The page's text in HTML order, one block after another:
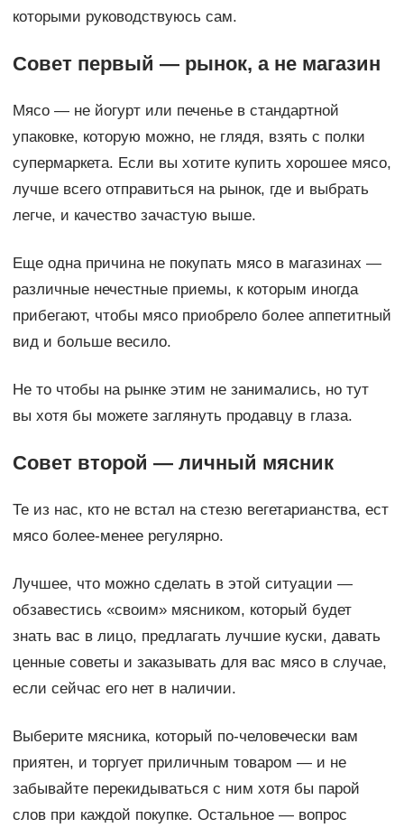
которыми руководствуюсь сам.
Совет первый — рынок, а не магазин
Мясо — не йогурт или печенье в стандартной
упаковке, которую можно, не глядя, взять с полки
супермаркета. Если вы хотите купить хорошее мясо,
лучше всего отправиться на рынок, где и выбрать
легче, и качество зачастую выше.
Еще одна причина не покупать мясо в магазинах —
различные нечестные приемы, к которым иногда
прибегают, чтобы мясо приобрело более аппетитный
вид и больше весило.
Не то чтобы на рынке этим не занимались, но тут
вы хотя бы можете заглянуть продавцу в глаза.
Совет второй — личный мясник
Те из нас, кто не встал на стезю вегетарианства, ест
мясо более-менее регулярно.
Лучшее, что можно сделать в этой ситуации —
обзавестись «своим» мясником, который будет
знать вас в лицо, предлагать лучшие куски, давать
ценные советы и заказывать для вас мясо в случае,
если сейчас его нет в наличии.
Выберите мясника, который по-человечески вам
приятен, и торгует приличным товаром — и не
забывайте перекидываться с ним хотя бы парой
слов при каждой покупке. Остальное — вопрос